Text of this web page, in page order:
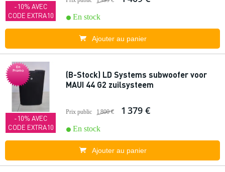
-10% AVEC
CODE EXTRA10
En stock
Ajouter au panier
En
Promo
-10% AVEC
CODE EXTRA10
(B-Stock) LD Systems subwoofer voor
MAUI 44 G2 zuilsysteem
Prix public 1 800 € 1 379 €
En stock
Ajouter au panier